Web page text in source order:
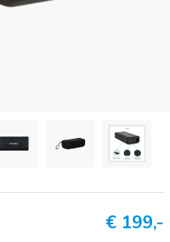
€ 199,-